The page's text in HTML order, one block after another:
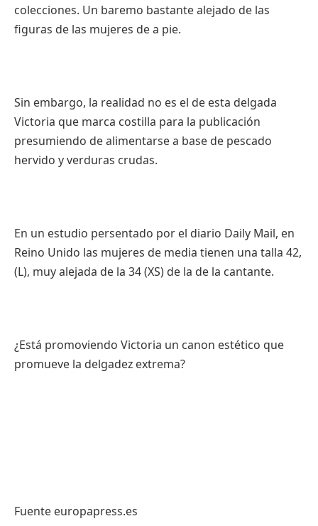
colecciones. Un baremo bastante alejado de las
figuras de las mujeres de a pie.
Sin embargo, la realidad no es el de esta delgada
Victoria que marca costilla para la publicación
presumiendo de alimentarse a base de pescado
hervido y verduras crudas.
En un estudio persentado por el diario Daily Mail, en
Reino Unido las mujeres de media tienen una talla 42,
(L), muy alejada de la 34 (XS) de la de la cantante.
¿Está promoviendo Victoria un canon estético que
promueve la delgadez extrema?
Fuente europapress.es